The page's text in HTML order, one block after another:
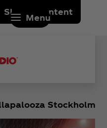
Skip to content
Menu
Stockholm